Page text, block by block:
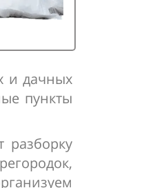
и дачных
пункты
разборку